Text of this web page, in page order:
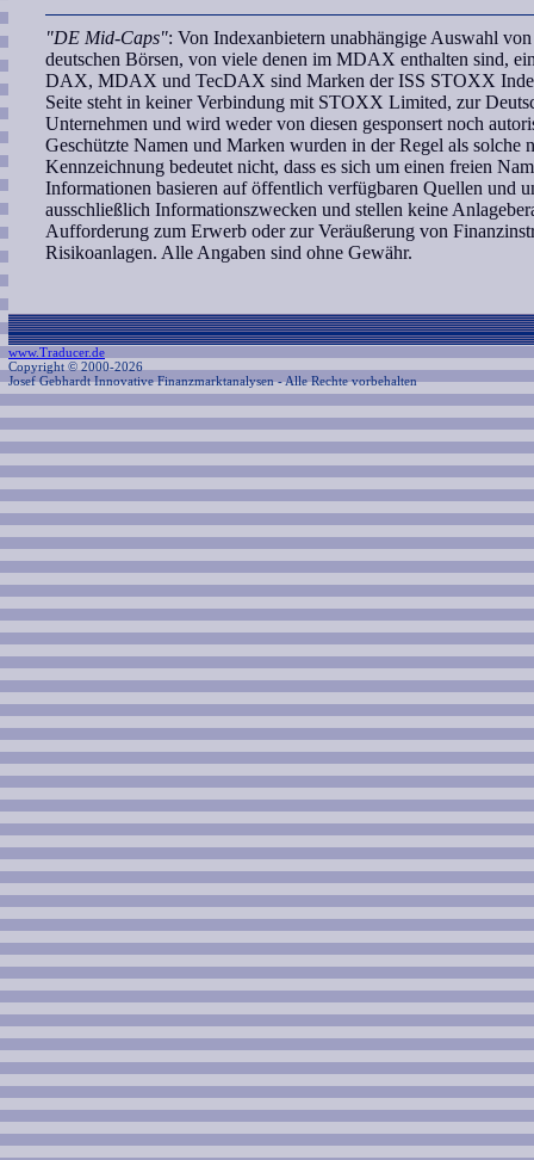
"DE Mid-Caps": Von Indexanbietern unabhängige Auswahl
deutschen Börsen, von viele denen im MDAX enthalten sind,
DAX, MDAX und TecDAX sind Marken der ISS STOXX
Seite steht in keiner Verbindung mit STOXX Limited, zur
Unternehmen und wird weder von diesen gesponsert noch
Geschützte Namen und Marken wurden in der Regel als solche
Kennzeichnung bedeutet nicht, dass es sich um einen freien
Informationen basieren auf öffentlich verfügbaren Quellen und
ausschließlich Informationszwecken und stellen keine
Aufforderung zum Erwerb oder zur Veräußerung von
Risikoanlagen. Alle Angaben sind ohne Gewähr.
www.Traducer.de
Copyright © 2000-2026
Josef Gebhardt Innovative Finanzmarktanalysen - Alle Rechte vorbehalten